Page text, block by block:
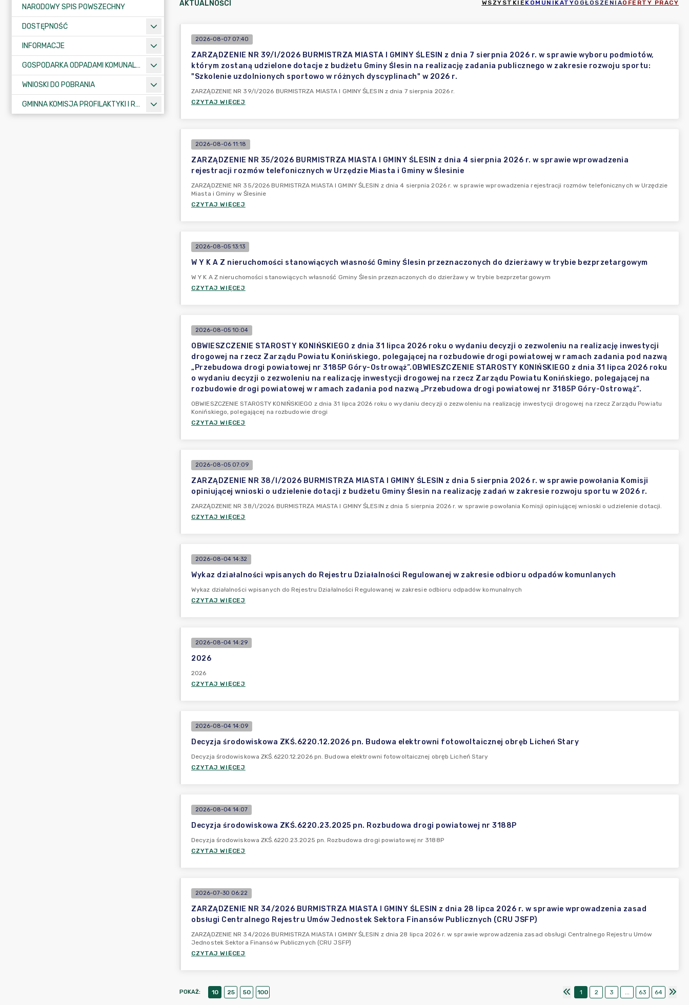
NARODOWY SPIS POWSZECHNY
DOSTĘPNOŚĆ
INFORMACJE
GOSPODARKA ODPADAMI KOMUNALNYMI
WNIOSKI DO POBRANIA
GMINNA KOMISJA PROFILAKTYKI I ROZWIĄZYWANIA PROBLEMÓW ALKOHOLOWYCH
AKTUALNOŚCI WSZYSTKIE KOMUNIKATYOGŁOSZENIAOFERTY PRACY
2026-08-07 07:40
ZARZĄDZENIE NR 39/I/2026 BURMISTRZA MIASTA I GMINY ŚLESIN z dnia 7 sierpnia 2026 r. w sprawie wyboru podmiotów,
którym zostaną udzielone dotacje z budżetu Gminy Ślesin na realizację zadania publicznego w zakresie rozwoju sportu:
"Szkolenie uzdolnionych sportowo w różnych dyscyplinach" w 2026 r.
ZARZĄDZENIE NR 39/I/2026 BURMISTRZA MIASTA I GMINY ŚLESIN z dnia 7 sierpnia 2026 r.
CZYTAJ WIĘCEJ
2026-08-06 11:18
ZARZĄDZENIE NR 35/2026 BURMISTRZA MIASTA I GMINY ŚLESIN z dnia 4 sierpnia 2026 r. w sprawie wprowadzenia
rejestracji rozmów telefonicznych w Urzędzie Miasta i Gminy w Ślesinie
ZARZĄDZENIE NR 35/2026 BURMISTRZA MIASTA I GMINY ŚLESIN z dnia 4 sierpnia 2026 r. w sprawie wprowadzenia rejestracji rozmów telefonicznych w Urzędzie
Miasta i Gminy w Ślesinie
CZYTAJ WIĘCEJ
2026-08-05 13:13
W Y K A Z nieruchomości stanowiących własność Gminy Ślesin przeznaczonych do dzierżawy w trybie bezprzetargowym
W Y K A Z nieruchomości stanowiących własność Gminy Ślesin przeznaczonych do dzierżawy w trybie bezprzetargowym
CZYTAJ WIĘCEJ
2026-08-05 10:04
OBWIESZCZENIE STAROSTY KONIŃSKIEGO z dnia 31 lipca 2026 roku o wydaniu decyzji o zezwoleniu na realizację inwestycji
drogowej na rzecz Zarządu Powiatu Konińskiego, polegającej na rozbudowie drogi powiatowej w ramach zadania pod nazwą
„Przebudowa drogi powiatowej nr 3185P Góry-Ostrowąż”.OBWIESZCZENIE STAROSTY KONIŃSKIEGO z dnia 31 lipca 2026 roku
o wydaniu decyzji o zezwoleniu na realizację inwestycji drogowej na rzecz Zarządu Powiatu Konińskiego, polegającej na
rozbudowie drogi powiatowej w ramach zadania pod nazwą „Przebudowa drogi powiatowej nr 3185P Góry-Ostrowąż”.
OBWIESZCZENIE STAROSTY KONIŃSKIEGO z dnia 31 lipca 2026 roku o wydaniu decyzji o zezwoleniu na realizację inwestycji drogowej na rzecz Zarządu Powiatu
Konińskiego, polegającej na rozbudowie drogi
CZYTAJ WIĘCEJ
2026-08-05 07:09
ZARZĄDZENIE NR 38/I/2026 BURMISTRZA MIASTA I GMINY ŚLESIN z dnia 5 sierpnia 2026 r. w sprawie powołania Komisji
opiniującej wnioski o udzielenie dotacji z budżetu Gminy Ślesin na realizację zadań w zakresie rozwoju sportu w 2026 r.
ZARZĄDZENIE NR 38/I/2026 BURMISTRZA MIASTA I GMINY ŚLESIN z dnia 5 sierpnia 2026 r. w sprawie powołania Komisji opiniującej wnioski o udzielenie dotacji.
CZYTAJ WIĘCEJ
2026-08-04 14:32
Wykaz działalności wpisanych do Rejestru Działalności Regulowanej w zakresie odbioru odpadów komunlanych
Wykaz działalności wpisanych do Rejestru Działalności Regulowanej w zakresie odbioru odpadów komunalnych
CZYTAJ WIĘCEJ
2026-08-04 14:29
2026
2026
CZYTAJ WIĘCEJ
2026-08-04 14:09
Decyzja środowiskowa ZKŚ.6220.12.2026 pn. Budowa elektrowni fotowoltaicznej obręb Licheń Stary
Decyzja środowiskowa ZKŚ.6220.12.2026 pn. Budowa elektrowni fotowoltaicznej obręb Licheń Stary
CZYTAJ WIĘCEJ
2026-08-04 14:07
Decyzja środowiskowa ZKŚ.6220.23.2025 pn. Rozbudowa drogi powiatowej nr 3188P
Decyzja środowiskowa ZKŚ.6220.23.2025 pn. Rozbudowa drogi powiatowej nr 3188P
CZYTAJ WIĘCEJ
2026-07-30 06:22
ZARZĄDZENIE NR 34/2026 BURMISTRZA MIASTA I GMINY ŚLESIN z dnia 28 lipca 2026 r. w sprawie wprowadzenia zasad
obsługi Centralnego Rejestru Umów Jednostek Sektora Finansów Publicznych (CRU JSFP)
ZARZĄDZENIE NR 34/2026 BURMISTRZA MIASTA I GMINY ŚLESIN z dnia 28 lipca 2026 r. w sprawie wprowadzenia zasad obsługi Centralnego Rejestru Umów
Jednostek Sektora Finansów Publicznych (CRU JSFP)
CZYTAJ WIĘCEJ
POKAŻ: 10 25 50 100 1 2 3 ... 63 64